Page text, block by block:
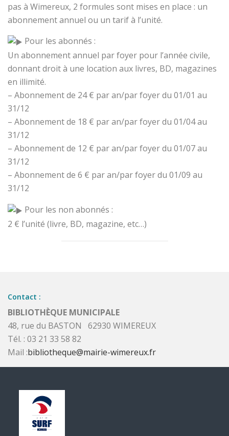
pas à Wimereux, 2 formules sont mises en place : un
abonnement annuel ou un tarif à l’unité.
Pour les abonnés :
Un abonnement annuel par foyer pour l’année civile,
donnant droit à une location aux livres, BD, magazines
en illimité.
– Abonnement de 24 € par an/par foyer du 01/01 au
31/12
– Abonnement de 18 € par an/par foyer du 01/04 au
31/12
– Abonnement de 12 € par an/par foyer du 01/07 au
31/12
– Abonnement de 6 € par an/par foyer du 01/09 au
31/12
Pour les non abonnés :
2 € l’unité (livre, BD, magazine, etc…)
Contact :
BIBLIOTHÈQUE MUNICIPALE
48, rue du BASTON 62930 WIMEREUX
Tél. : 03 21 33 58 82
Mail :bibliotheque@mairie-wimereux.fr